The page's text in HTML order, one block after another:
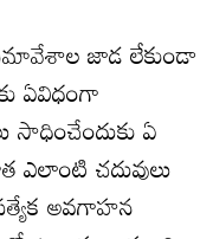
సమావేశాల జాడ లేకుండా
ఏవిధంగా
సాధించేందుకు ఏ
చదువులు
అవగాహన